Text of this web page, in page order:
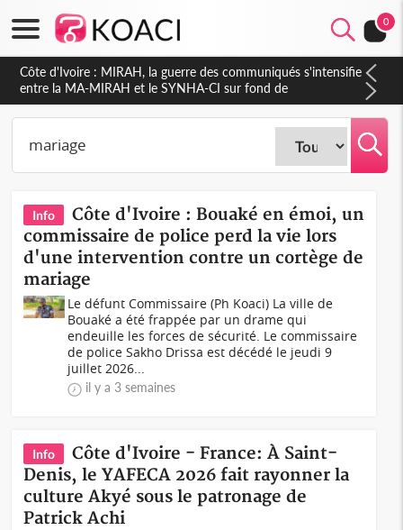
0
Côte d'Ivoire : Indépendance 2026, Thiam plaide pour un
environnement démocratique plus apaisé
Info
Côte d'Ivoire : Bouaké en émoi, un
commissaire de police perd la vie lors
d'une intervention contre un cortège de
mariage
Le défunt Commissaire (Ph Koaci) La ville de
Bouaké a été frappée par un drame qui
endeuille les forces de sécurité. Le commissaire
de police Sakho Drissa est décédé le jeudi 9
juillet 2026...
il y a 3 semaines
Info
Côte d'Ivoire - France: À Saint-
Denis, le YAFECA 2026 fait rayonner la
culture Akyé sous le patronage de
Patrick Achi